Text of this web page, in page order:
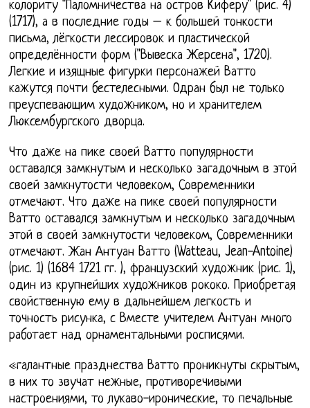
колориту "Паломничества на остров Киферу" (рис. 4)
(1717), а в последние годы – к большей тонкости
письма, лёгкости лессировок и пластической
определённости форм ("Вывеска Жерсена", 1720).
Легкие и изящные фигурки персонажей Ватто
кажутся почти бестелесными. Одран был не только
преуспевающим художником, но и хранителем
Люксембургского дворца.
Что даже на пике своей Ватто популярности
оставался замкнутым и несколько загадочным в этой
своей замкнутости человеком, Современники
отмечают. Что даже на пике своей популярности
Ватто оставался замкнутым и несколько загадочным
этой в своей замкнутости человеком, Современники
отмечают. Жан Антуан Ватто (Watteau, Jean-Antoine)
(рис. 1) (1684 1721 гг. ), французский художник (рис. 1),
один из крупнейших художников рококо. Приобретая
свойственную ему в дальнейшем легкость и
точность рисунка, с Вместе учителем Антуан много
работает над орнаментальными росписями.
«галантные празднества Ватто проникнуты скрытым,
в них то звучат нежные, противоречивыми
настроениями, то лукаво-иронические, то печальные